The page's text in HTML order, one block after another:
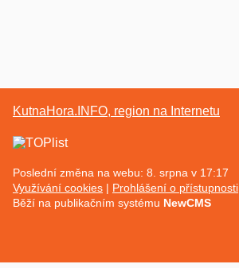
KutnaHora.INFO, region na Internetu
Poslední změna na webu: 8. srpna v 17:17
Využívání cookies
Prohlášení o přístupnosti
Běží na publikačním systému NewCMS